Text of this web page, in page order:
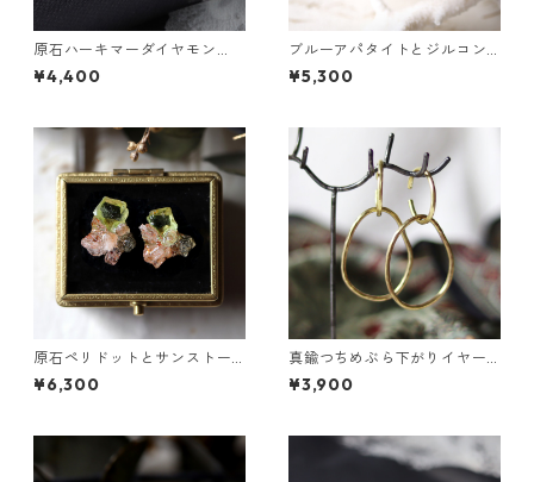
原石ハーキマーダイヤモン
ド・パールの3連バングル
¥4,400
ブルーアパタイトとジルコン
の真鍮3連バングル
¥5,300
原石ペリドットとサンストー
ンのプチピアス
¥6,300
真鍮つちめぶら下がりイヤー
カフ
¥3,900